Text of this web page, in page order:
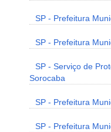
SP - Prefeitura
SP - Prefeitura
SP - Serviço de
Sorocaba
SP - Prefeitura
SP - Prefeitura